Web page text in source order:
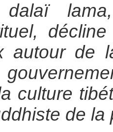
autour de
culture
de la